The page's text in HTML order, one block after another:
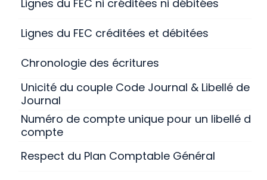
Lignes du FEC ni créditées ni débitées
Lignes du FEC créditées et débitées
Chronologie des écritures
Unicité du couple Code Journal & Libellé de
Journal
Numéro de compte unique pour un libellé de
compte
Respect du Plan Comptable Général